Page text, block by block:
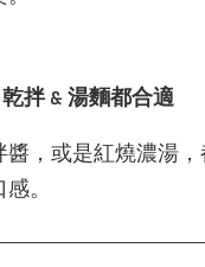
拌 & 湯麵都合適
醬，或是紅燒濃湯
。